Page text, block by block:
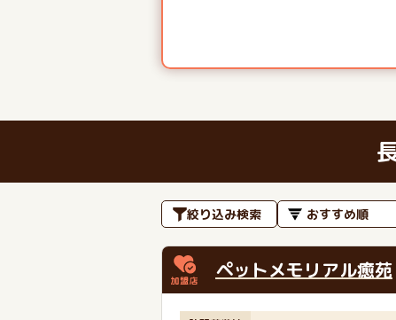
絞り込み検索
ペットメモリアル癒苑